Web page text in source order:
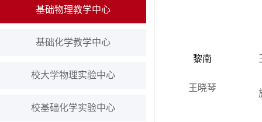
基础物理教学中心
基础化学教学中心
校大学物理实验中心
校基础化学实验中心
黎南
王晓琴